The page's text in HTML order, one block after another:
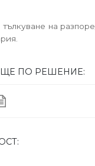
на
ПО РЕШЕНИЕ: